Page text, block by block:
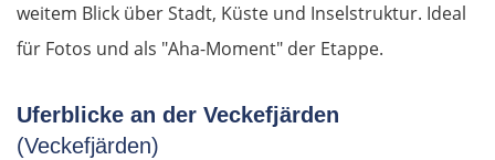
weitem Blick über Stadt, Küste und Inselstruktur. Ideal
für Fotos und als "Aha-Moment" der Etappe.
Uferblicke an der Veckefjärden
(Veckefjärden)
Tudela
Vitoria-Gasteiz